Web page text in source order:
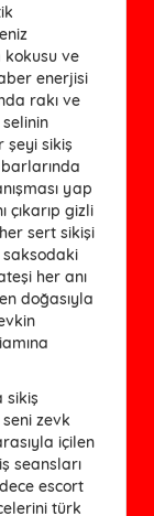
ve
enerjisi
rakı ve
şeyi sikiş
yap
çıkarıp gizli
sert sikişi
saksodaki
her anı
doğasıyla
sikiş
zevk
içilen
seansları
escort
türk